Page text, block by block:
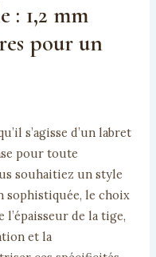
: 1,2 mm
pour un
s’agisse d’un labret
pour toute
souhaitiez un style
sophistiquée, le choix
de la tige,
et la